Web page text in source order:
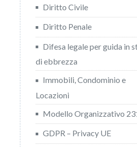
Diritto Civile
Diritto Penale
Difesa legale per guida in
di ebbrezza
Immobili, Condominio e
Locazioni
Modello Organizzativo
GDPR – Privacy UE